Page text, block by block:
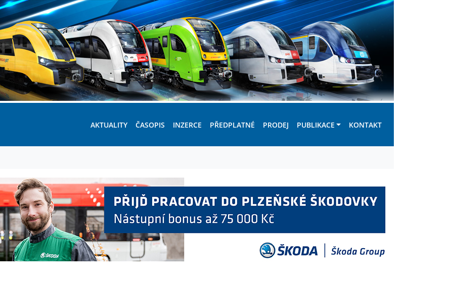
AKTUALITY ČASOPIS INZERCE PŘEDPLATNÉ PRODEJ PUBLIKACE KONTAKT